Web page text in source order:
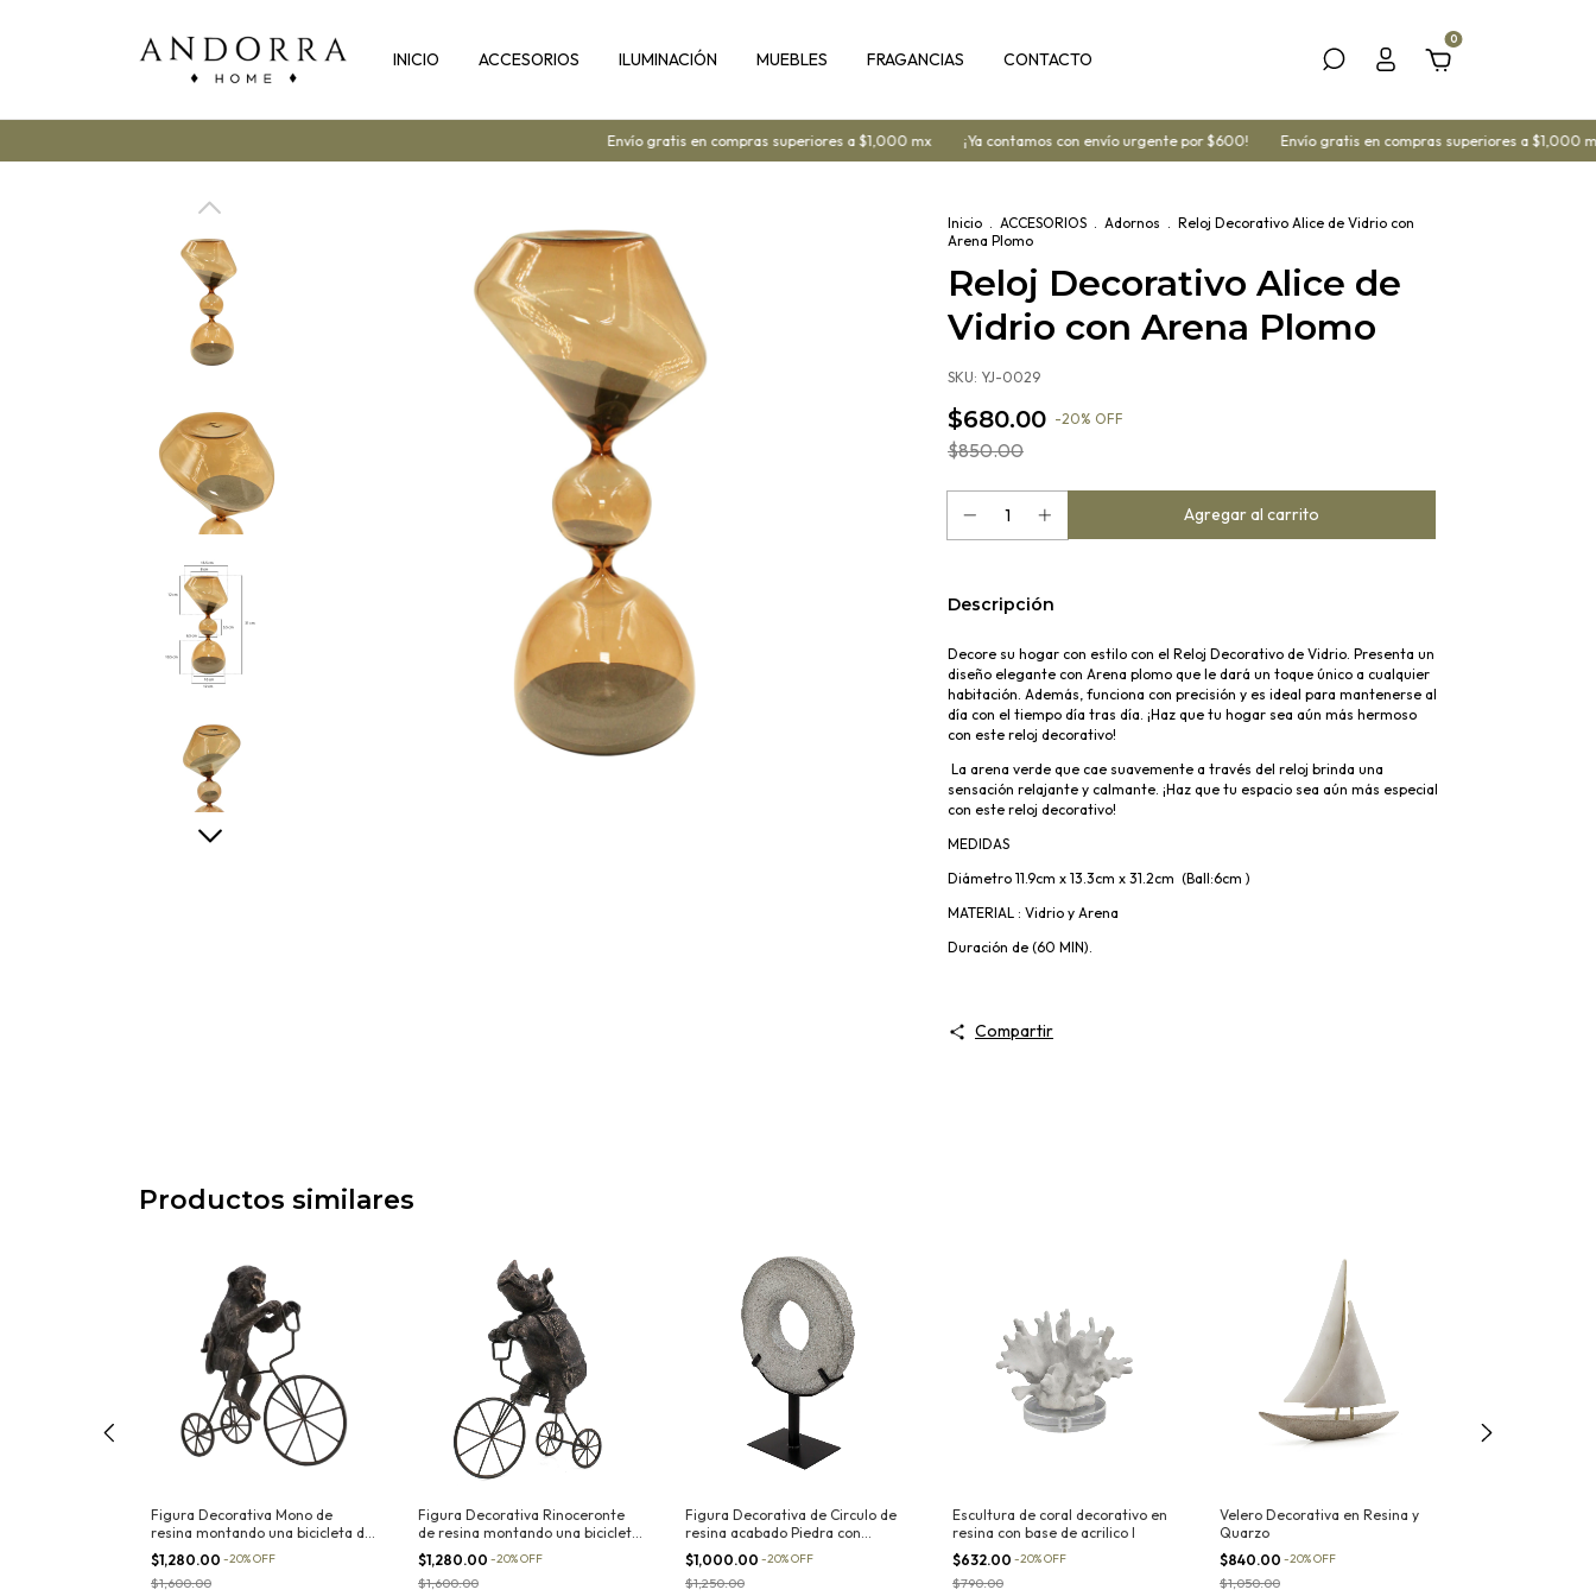
INICIO ACCESORIOS ILUMINACIÓN MUEBLES FRAGANCIAS CONTACTO
0
Envío gratis en compras superiores a $1,000 mx ¡Ya contamos con envío urgente por $600! Envío gratis en compras superiores a $1,000 mx
Inicio . ACCESORIOS . Adornos . Reloj Decorativo Alice de Vidrio con
Arena Plomo
Reloj Decorativo Alice de
Vidrio con Arena Plomo
SKU: YJ-0029
$680.00 -20% OFF
$850.00
Descripción
Decore su hogar con estilo con el Reloj Decorativo de Vidrio. Presenta un
diseño elegante con Arena plomo que le dará un toque único a cualquier
habitación. Además, funciona con precisión y es ideal para mantenerse al
día con el tiempo día tras día. ¡Haz que tu hogar sea aún más hermoso
con este reloj decorativo!
La arena verde que cae suavemente a través del reloj brinda una
sensación relajante y calmante. ¡Haz que tu espacio sea aún más especial
con este reloj decorativo!
MEDIDAS
Diámetro 11.9cm x 13.3cm x 31.2cm (Ball:6cm )
MATERIAL : Vidrio y Arena
Duración de (60 MIN).
Compartir
Productos similares
Figura Decorativa Mono de
resina montando una bicicleta de
metal
$1,280.00 -20%OFF
$1,600.00
Figura Decorativa Rinoceronte
de resina montando una bicicleta
de metal
$1,280.00 -20%OFF
$1,600.00
Figura Decorativa de Circulo de
resina acabado Piedra con
soporte metálico I
$1,000.00 -20%OFF
$1,250.00
Escultura de coral decorativo en
resina con base de acrilico I
$632.00 -20%OFF
$790.00
Velero Decorativa en Resina y
Quarzo
$840.00 -20%OFF
$1,050.00